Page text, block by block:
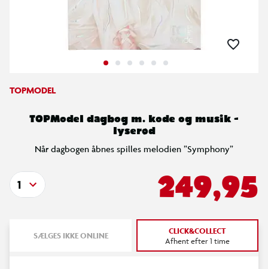
TOPMODEL
TOPModel dagbog m. kode og musik -
lyserød
Når dagbogen åbnes spilles melodien ”Symphony”
249,95
1
SÆLGES IKKE ONLINE CLICK&COLLECT
Afhent efter 1 time